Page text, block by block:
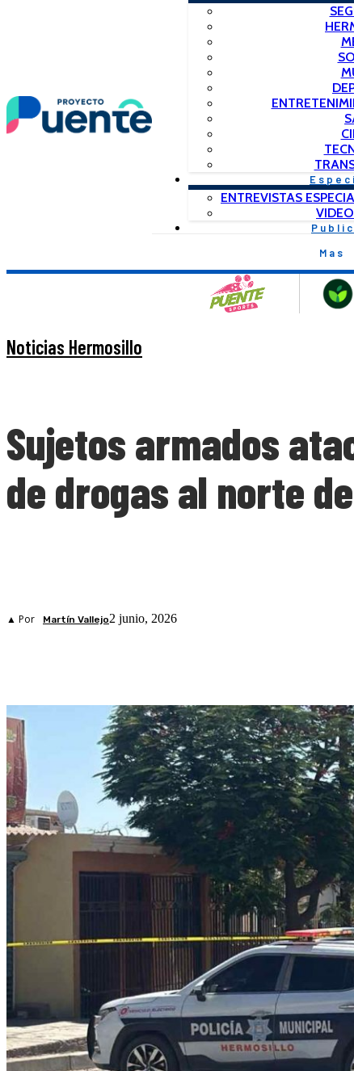
ENTREVISTAS
Mas
Noticias Hermosillo
Sujetos armados
de drogas al norte
▲ Por Martín Vallejo2 junio, 2026